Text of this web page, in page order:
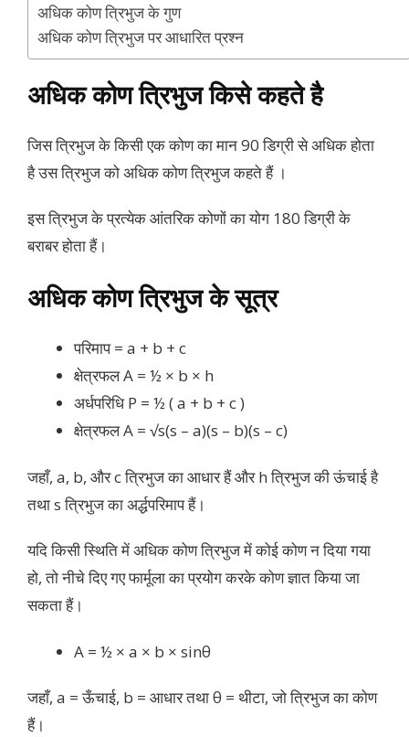
अधिक कोण त्रिभुज के गुण
अधिक कोण त्रिभुज पर आधारित प्रश्न
अधिक कोण त्रिभुज किसे कहते है
जिस त्रिभुज के किसी एक कोण का मान 90 डिग्री से अधिक होता
है उस त्रिभुज को अधिक कोण त्रिभुज कहते हैं ।
इस त्रिभुज के प्रत्येक आंतरिक कोणों का योग 180 डिग्री के
बराबर होता हैं।
अधिक कोण त्रिभुज के सूत्र
परिमाप = a + b + c
क्षेत्रफल A = ½ × b × h
अर्धपरिधि P = ½ ( a + b + c )
क्षेत्रफल A = √s(s – a)(s – b)(s – c)
जहाँ, a, b, और c त्रिभुज का आधार हैं और h त्रिभुज की ऊंचाई है
तथा s त्रिभुज का अर्द्धपरिमाप हैं।
यदि किसी स्थिति में अधिक कोण त्रिभुज में कोई कोण न दिया गया
हो, तो नीचे दिए गए फार्मूला का प्रयोग करके कोण ज्ञात किया जा
सकता हैं।
A = ½ × a × b × sinθ
जहाँ, a = ऊँचाई, b = आधार तथा θ = थीटा, जो त्रिभुज का कोण
हैं।